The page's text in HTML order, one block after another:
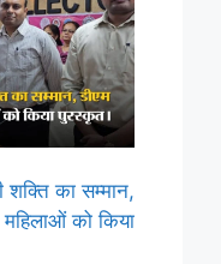
शक्ति का सम्मान,
को किया